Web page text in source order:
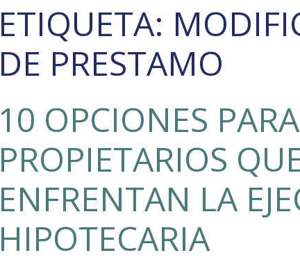
ETIQUETA:
DE PRESTAMO
10 OPCIONES PARA
PROPIETARIOS
ENFRENTAN LA
HIPOTECARIA